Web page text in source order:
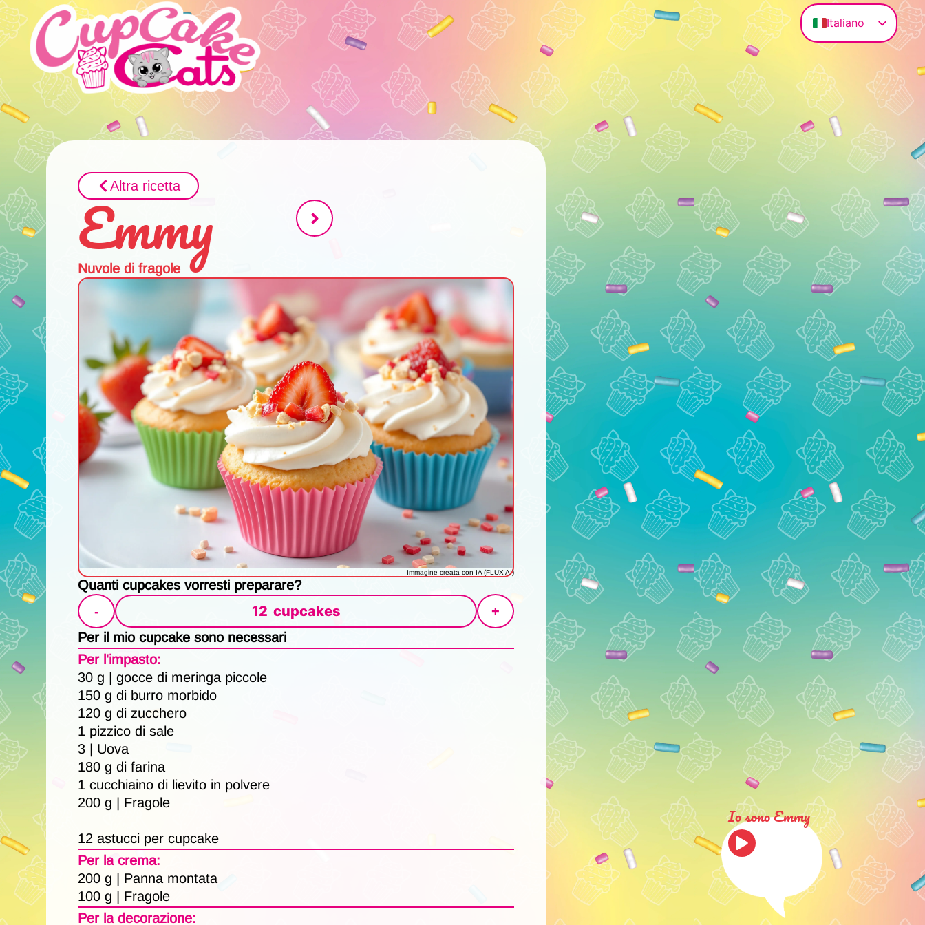
Italiano
Deutsch
English (UK)
Magyar
Français
Polski
Altra ricetta
Emmy
Nuvole di fragole
Immagine creata con IA (FLUX AI)
Quanti cupcakes vorresti preparare?
-
12 cupcakes
+
Per il mio cupcake sono necessari
Per l'impasto:
30 g | gocce di meringa piccole
150 g di burro morbido
120 g di zucchero
1 pizzico di sale
3 | Uova
180 g di farina
1 cucchiaino di lievito in polvere
200 g | Fragole
12 astucci per cupcake
Per la crema:
200 g | Panna montata
100 g | Fragole
Per la decorazione:
Io sono Emmy